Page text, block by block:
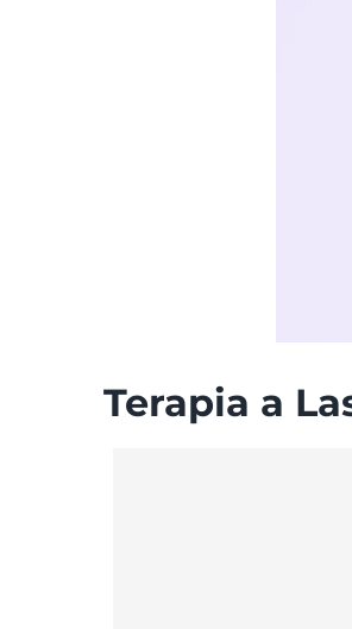
Terapia a